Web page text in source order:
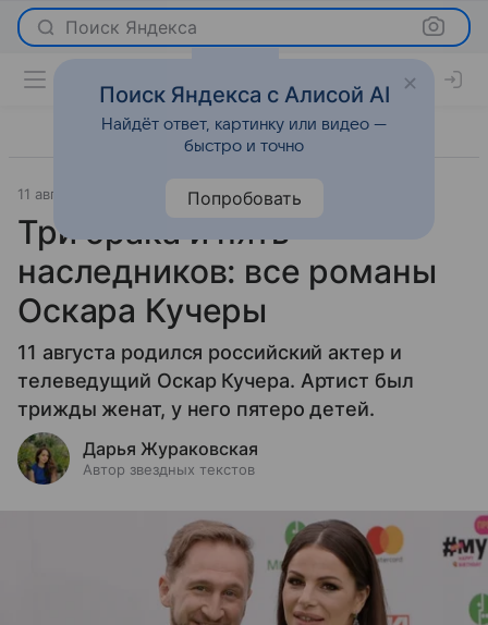
Поиск Яндекса
11 августа 2025 Леди Mail История успеха
Три брака и пять
наследников: все романы
Оскара Кучеры
11 августа родился российский актер и
телеведущий Оскар Кучера. Артист был
трижды женат, у него пятеро детей.
Дарья Жураковская
Автор звездных текстов
Поиск Яндекса с Алисой AI
Найдёт ответ, картинку или видео —
быстро и точно
Попробовать